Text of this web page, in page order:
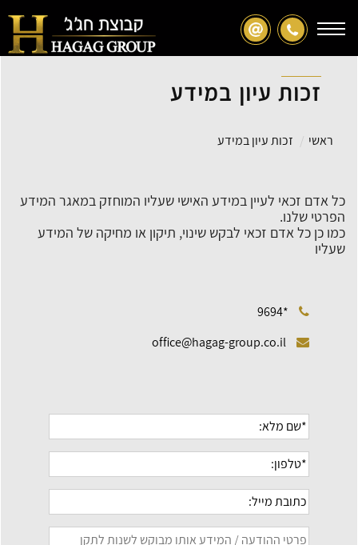
Toggle
navigation
זכות עיון במידע
ראשי זכות עיון במידע
כל אדם זכאי לעיין במידע האישי שעליו המוחזק במאגר המידע
הפרטי שלנו.
כמו כן כל אדם זכאי לבקש שינוי, תיקון או מחיקה של המידע
שעליו
*9694